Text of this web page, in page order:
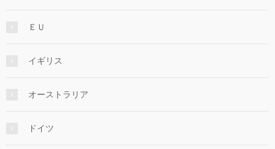
ＥＵ
イギリス
オーストラリア
ドイツ